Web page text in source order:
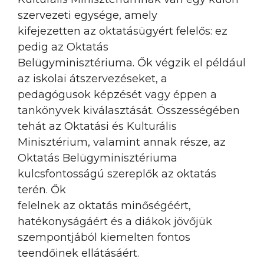
szervezeti egysége, amely
kifejezetten az oktatásügyért felelős: ez
pedig az Oktatás
Belügyminisztériuma. Ők végzik el például
az iskolai átszervezéseket, a
pedagógusok képzését vagy éppen a
tankönyvek kiválasztását. Összességében
tehát az Oktatási és Kulturális
Minisztérium, valamint annak része, az
Oktatás Belügyminisztériuma
kulcsfontosságú szereplők az oktatás
terén. Ők
felelnek az oktatás minőségéért,
hatékonyságáért és a diákok jövőjük
szempontjából kiemelten fontos
teendőinek ellátásáért.